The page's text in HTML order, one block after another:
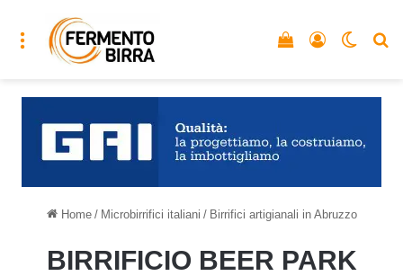
Menu Accedi
Vedi il carrello
Home / Microbirrifici italiani / Birrifici artigianali in Abruzzo
BIRRIFICIO BEER PARK